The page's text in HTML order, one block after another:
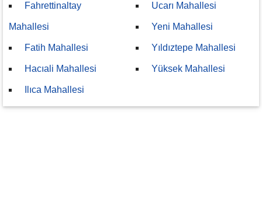
Fahrettinaltay
Mahallesi
Fatih Mahallesi
Hacıali Mahallesi
Ilıca Mahallesi
Ucarı Mahallesi
Yeni Mahallesi
Yıldıztepe Mahallesi
Yüksek Mahallesi